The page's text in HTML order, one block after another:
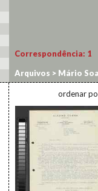
Correspondência: 1
Arquivos > Mário
ordenar